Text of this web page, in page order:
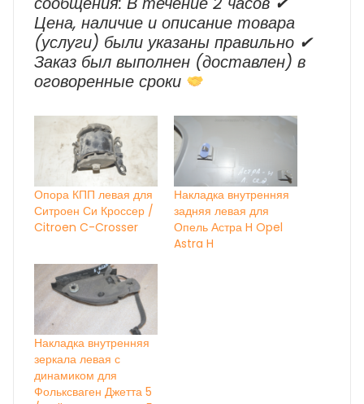
Цена, наличие и описание товара
(услуги) были указаны правильно ✔
Заказ был выполнен (доставлен) в
оговоренные сроки
Опора КПП левая для
Ситроен Си Кроссер /
Citroen C-Crosser
Накладка внутренняя
задняя левая для
Опель Астра H Opel
Astra H
Накладка внутренняя
зеркала левая с
динамиком для
Фольксваген Джетта 5